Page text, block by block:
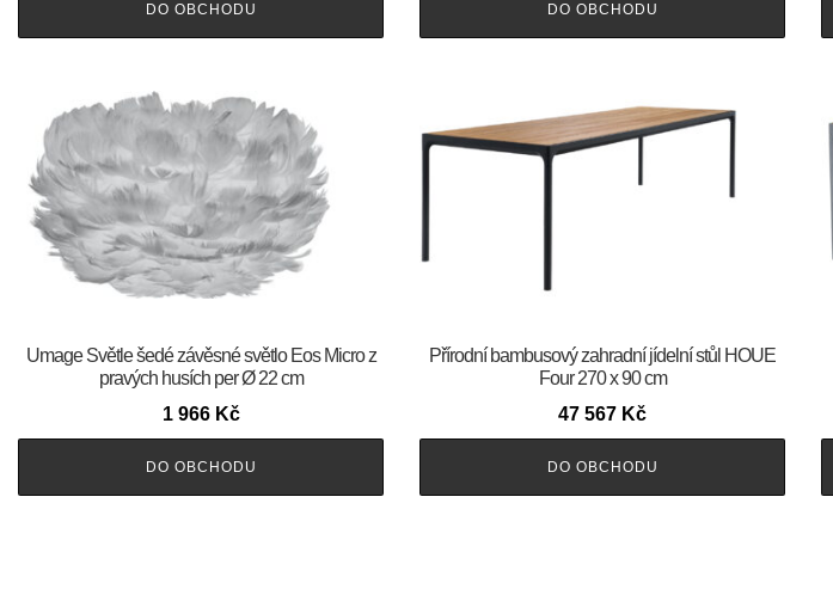
DO OBCHODU DO OBCHODU
Umage Světle šedé závěsné světlo Eos Micro z
pravých husích per Ø 22 cm
1 966 Kč
DO OBCHODU
Přírodní bambusový zahradní jídelní stůl HOUE
Four 270 x 90 cm
47 567 Kč
DO OBCHODU